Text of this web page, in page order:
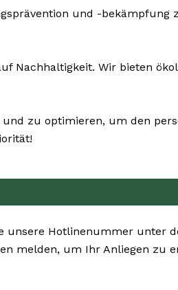
und -bekämpfung
Nachhaltigkeit. Wir bieten
zu optimieren, um den
unsere Hotlinenummer unter
melden, um Ihr Anliegen zu